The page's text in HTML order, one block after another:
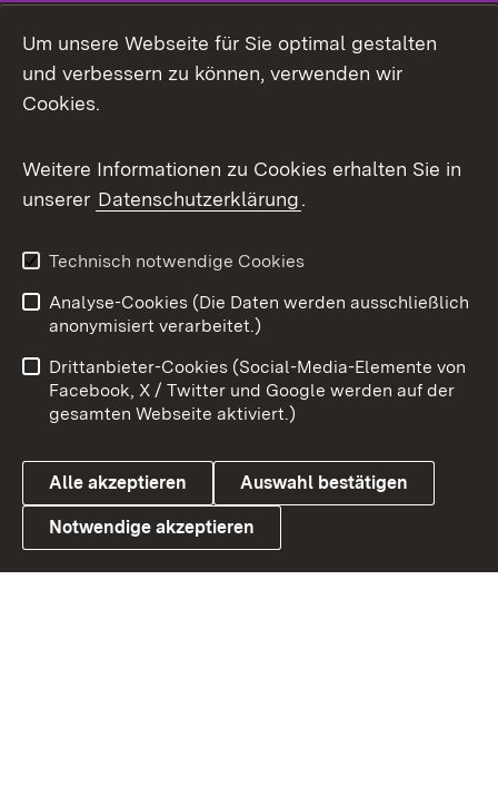
Facebook
X / Twitter
Youtube
Link zum Landesportal
Impressum
Kontakt
Barrierefreiheit
Datenschutz
Cookies
Um unsere Webseite für Sie optimal gestalten
und verbessern zu können, verwenden wir
Cookies.
Weitere Informationen zu Cookies erhalten Sie in
unserer Datenschutzerklärung.
Technisch notwendige Cookies
Analyse-Cookies (Die Daten werden ausschließlich
anonymisiert verarbeitet.)
Drittanbieter-Cookies (Social-Media-Elemente von
Facebook, X / Twitter und Google werden auf der
gesamten Webseite aktiviert.)
Alle akzeptieren Auswahl bestätigen
Notwendige akzeptieren